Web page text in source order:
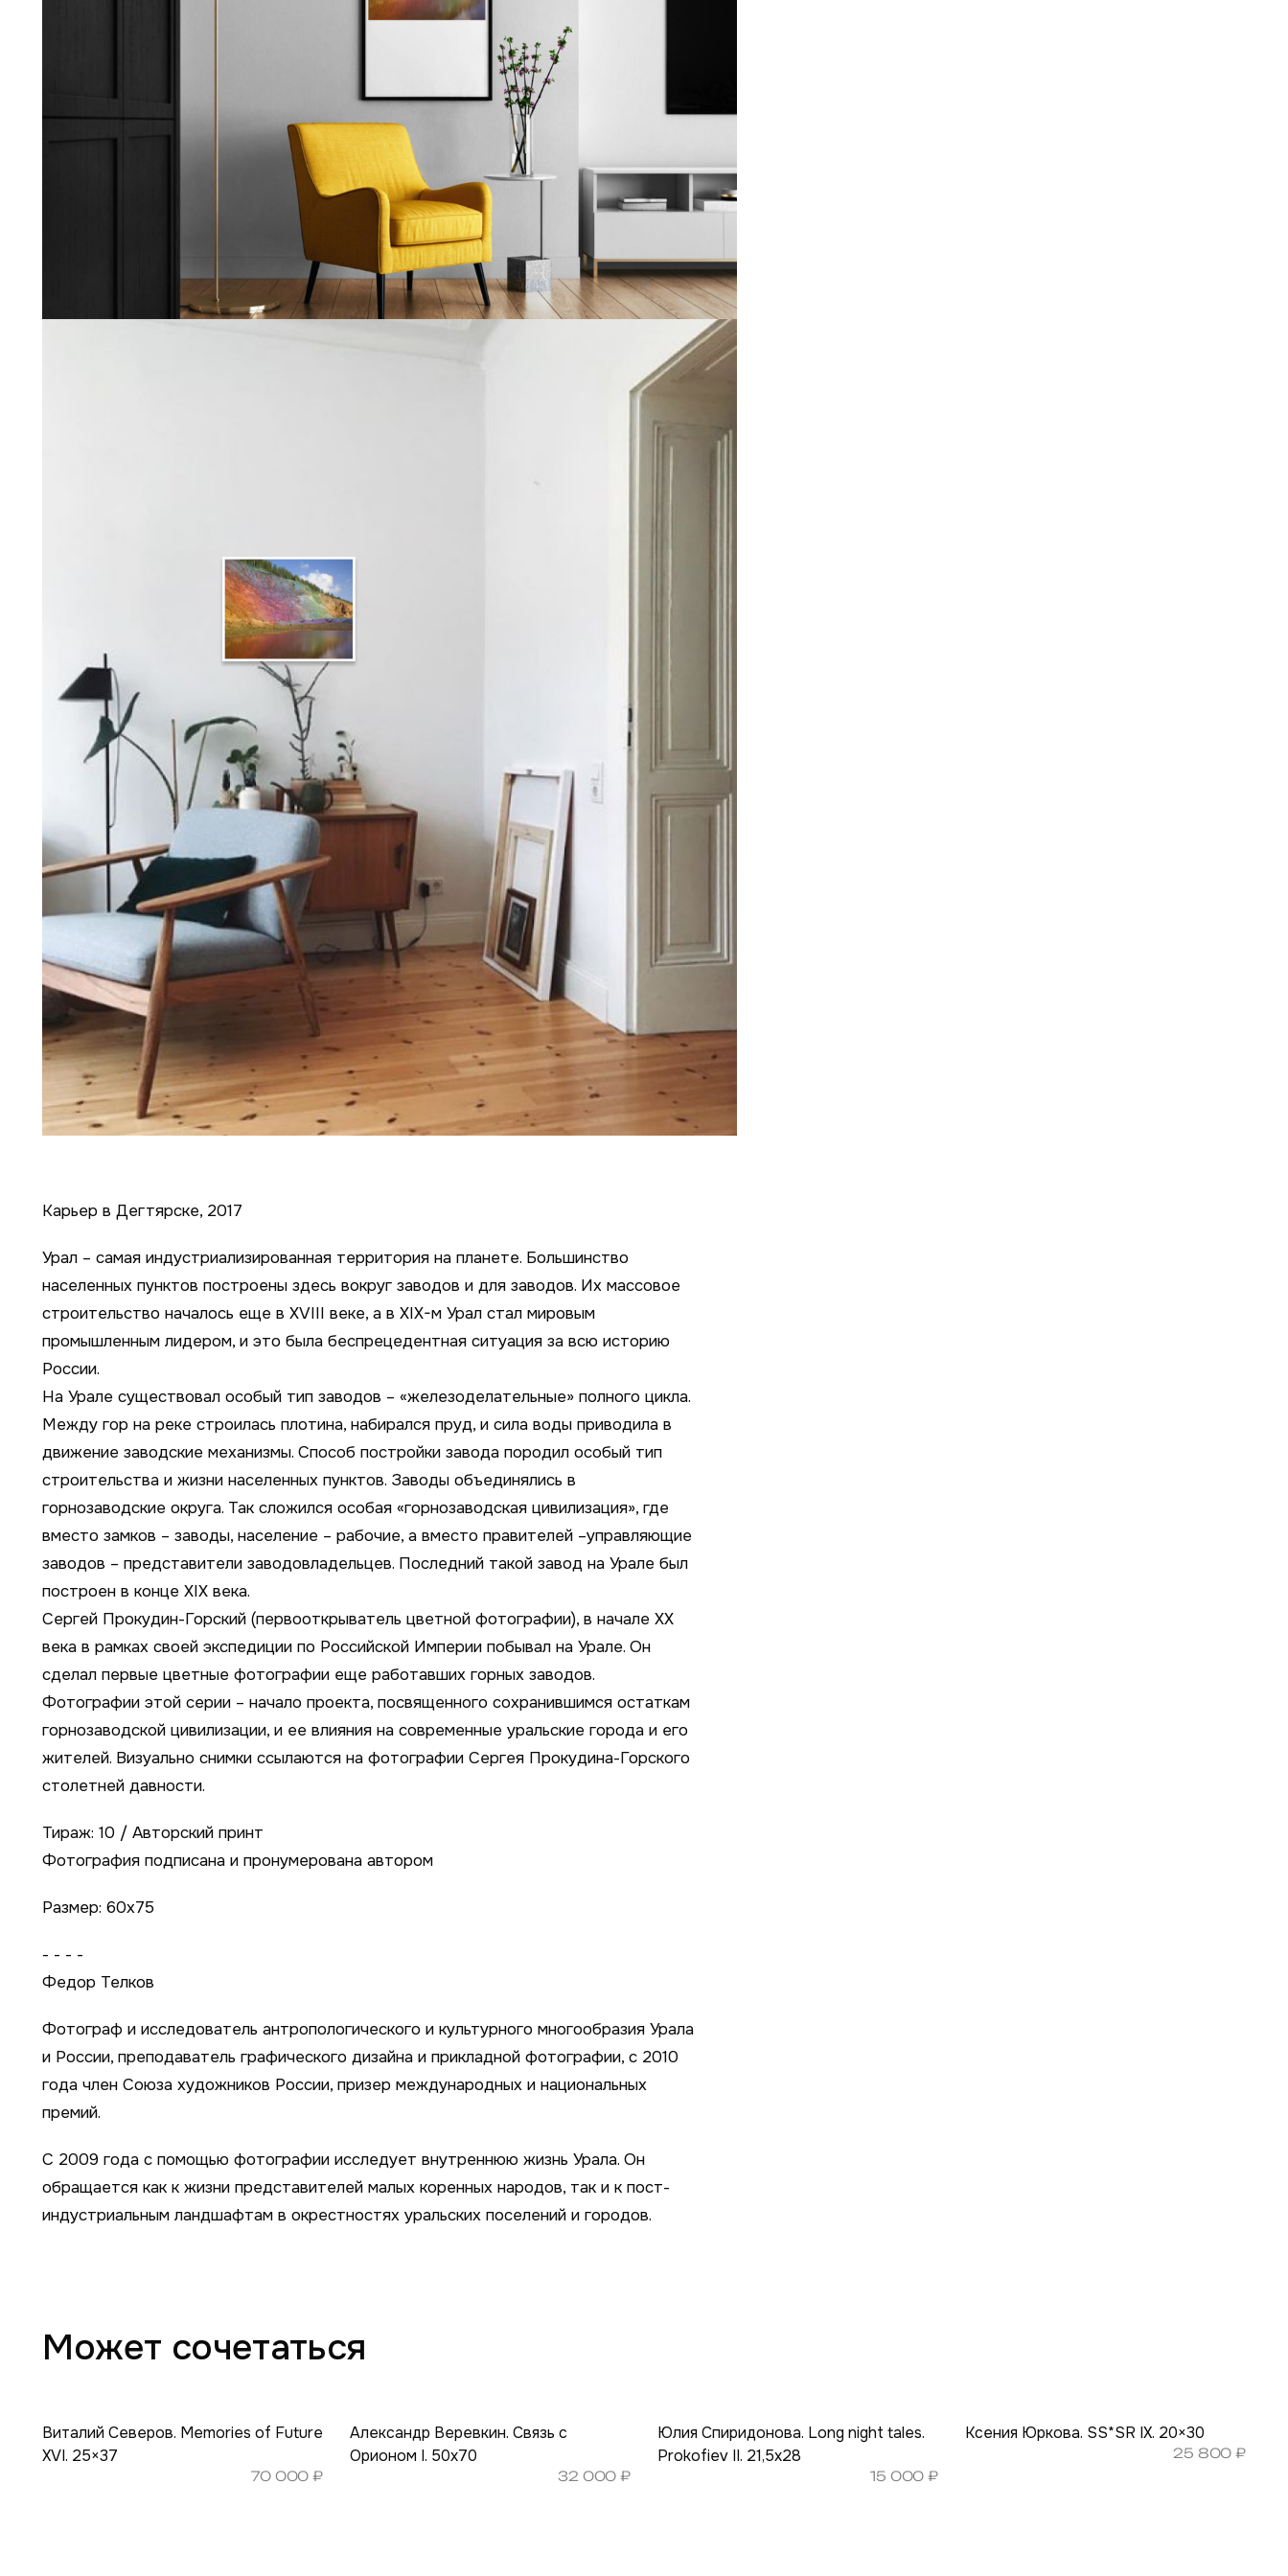
Карьер в Дегтярске, 2017
Урал – самая индустриализированная территория на планете. Большинство
населенных пунктов построены здесь вокруг заводов и для заводов. Их массовое
строительство началось еще в XVIII веке, а в XIX-м Урал стал мировым
промышленным лидером, и это была беспрецедентная ситуация за всю историю
России.
На Урале существовал особый тип заводов – «железоделательные» полного цикла.
Между гор на реке строилась плотина, набирался пруд, и сила воды приводила в
движение заводские механизмы. Способ постройки завода породил особый тип
строительства и жизни населенных пунктов. Заводы объединялись в
горнозаводские округа. Так сложился особая «горнозаводская цивилизация», где
вместо замков – заводы, население – рабочие, а вместо правителей –управляющие
заводов – представители заводовладельцев. Последний такой завод на Урале был
построен в конце XIX века.
Сергей Прокудин-Горский (первооткрыватель цветной фотографии), в начале XX
века в рамках своей экспедиции по Российской Империи побывал на Урале. Он
сделал первые цветные фотографии еще работавших горных заводов.
Фотографии этой серии – начало проекта, посвященного сохранившимся остаткам
горнозаводской цивилизации, и ее влияния на современные уральские города и его
жителей. Визуально снимки ссылаются на фотографии Сергея Прокудина-Горского
столетней давности.
Тираж: 10 / Авторский принт
Фотография подписана и пронумерована автором
Размер: 60х75
- - - -
Федор Телков
Фотограф и исследователь антропологического и культурного многообразия Урала
и России, преподаватель графического дизайна и прикладной фотографии, с 2010
года член Союза художников России, призер международных и национальных
премий.
С 2009 года с помощью фотографии исследует внутреннюю жизнь Урала. Он
обращается как к жизни представителей малых коренных народов, так и к пост-
индустриальным ландшафтам в окрестностях уральских поселений и городов.
Может сочетаться
Виталий Северов. Memories of Future
XVI. 25×37
70 000₽
Александр Веревкин. Связь с
Орионом I. 50х70
32 000₽
Юлия Спиридонова. Long night tales.
Prokofiev II. 21,5х28
15 000₽
Ксения Юркова. SS*SR IX. 20×30
25 800₽